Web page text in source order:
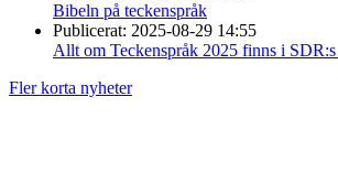
Bibeln på teckenspråk
Publicerat: 2025-08-29 14:55
Allt om Teckenspråk 2025 finns i
Fler korta nyheter